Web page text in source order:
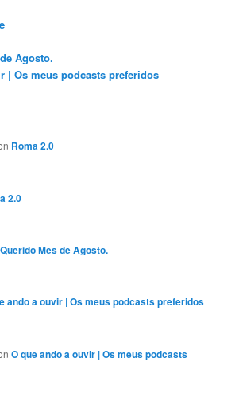
Agosto.
| Os meus podcasts preferidos
Roma 2.0
2.0
Mês de Agosto.
ando a ouvir | Os meus podcasts preferidos
O que ando a ouvir | Os meus podcasts